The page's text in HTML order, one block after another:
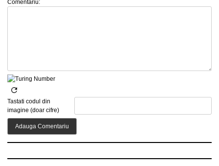
Comentariu:
Tastati codul din
imagine (doar cifre)